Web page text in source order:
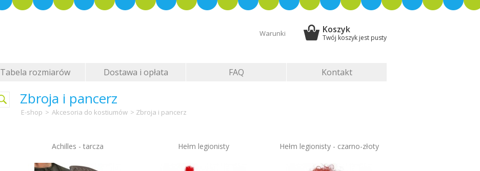
Warunki Koszyk
Twój koszyk jest pusty
Tabela rozmiarów
Dostawa i opłata
FAQ Kontakt
Zbroja i pancerz
E-shop > Akcesoria do kostiumów > Zbroja i pancerz
Achilles - tarcza Hełm legionisty Hełm legionisty - czarno-złoty